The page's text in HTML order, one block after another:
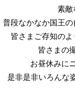
素敵
普段なかなか国王
皆さまご存知のよ
皆さまの
お昼休みに
是非是非いろん